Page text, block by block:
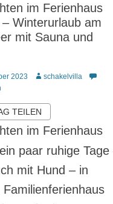
im Ferienhaus
Winterurlaub am
mit Sauna und
2023 Autorschakelvilla
TEILEN
im Ferienhaus
paar ruhige Tage
mit Hund – in
Familienferienhaus